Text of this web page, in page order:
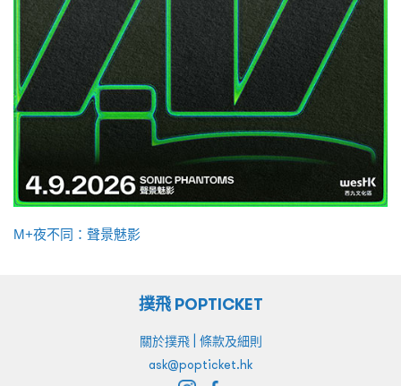
M+夜不同：聲景魅影
撲飛 POPTICKET
關於撲飛| 條款及細則
ask@popticket.hk